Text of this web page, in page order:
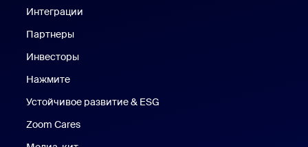
Интеграции
Партнеры
Инвесторы
Нажмите
Устойчивое развитие & ESG
Zoom Cares